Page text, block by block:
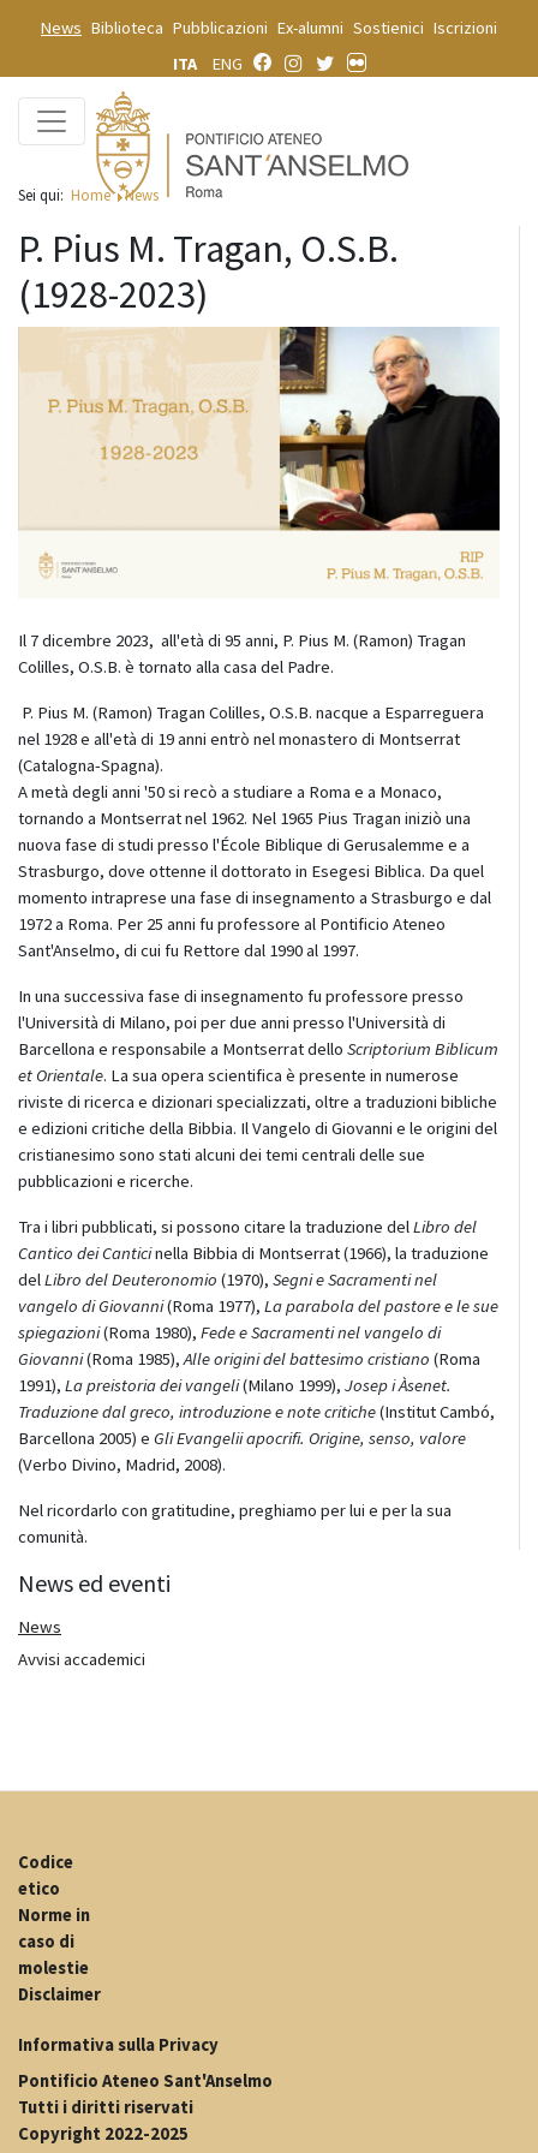
News Biblioteca Pubblicazioni Ex-alumni Sostienici Iscrizioni
ITA
ENG
Sei qui: Home News
P. Pius M. Tragan, O.S.B.
(1928-2023)
Il 7 dicembre 2023, all'età di 95 anni, P. Pius M. (Ramon) Tragan
Colilles, O.S.B. è tornato alla casa del Padre.
P. Pius M. (Ramon) Tragan Colilles, O.S.B. nacque a Esparreguera
nel 1928 e all'età di 19 anni entrò nel monastero di Montserrat
(Catalogna-Spagna).
A metà degli anni '50 si recò a studiare a Roma e a Monaco,
tornando a Montserrat nel 1962. Nel 1965 Pius Tragan iniziò una
nuova fase di studi presso l'École Biblique di Gerusalemme e a
Strasburgo, dove ottenne il dottorato in Esegesi Biblica. Da quel
momento intraprese una fase di insegnamento a Strasburgo e dal
1972 a Roma. Per 25 anni fu professore al Pontificio Ateneo
Sant'Anselmo, di cui fu Rettore dal 1990 al 1997.
In una successiva fase di insegnamento fu professore presso
l'Università di Milano, poi per due anni presso l'Università di
Barcellona e responsabile a Montserrat dello Scriptorium Biblicum
et Orientale. La sua opera scientifica è presente in numerose
riviste di ricerca e dizionari specializzati, oltre a traduzioni bibliche
e edizioni critiche della Bibbia. Il Vangelo di Giovanni e le origini del
cristianesimo sono stati alcuni dei temi centrali delle sue
pubblicazioni e ricerche.
Tra i libri pubblicati, si possono citare la traduzione delLibro del
Cantico dei Canticinella Bibbia di Montserrat (1966), la traduzione
delLibro del Deuteronomio (1970), Segni e Sacramenti nel
vangelo di Giovanni(Roma 1977), La parabola del pastore e le sue
spiegazioni(Roma 1980), Fede e Sacramenti nel vangelo di
Giovanni(Roma 1985),Alle origini del battesimo cristiano (Roma
1991), La preistoria dei vangeli(Milano 1999), Josep i Àsenet.
Traduzione dal greco, introduzione e note critiche(Institut Cambó,
Barcellona 2005) e Gli Evangelii apocrifi. Origine, senso, valore
(Verbo Divino, Madrid, 2008).
Nel ricordarlo con gratitudine, preghiamo per lui e per la sua
comunità.
News ed eventi
News
Avvisi accademici
Codice
etico
Norme in
caso di
molestie
Disclaimer
Informativa sulla Privacy
Pontificio Ateneo Sant'Anselmo
Tutti i diritti riservati
Copyright 2022-2025